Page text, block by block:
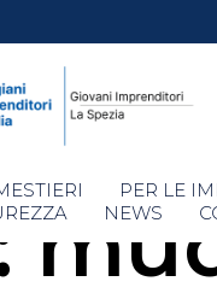
Skip
to
PER LE
NEWS